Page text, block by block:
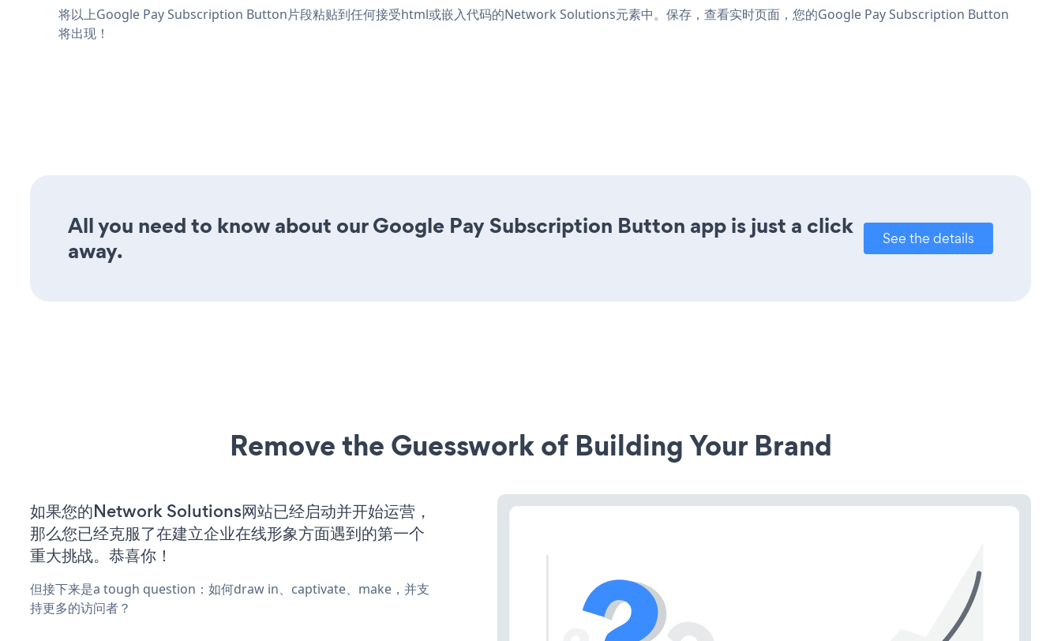
将以上Google Pay Subscription Button片段粘贴到任何接受html或嵌入代码的Network Solutions元素中。保存，查看实时页面，您的Google Pay Subscription Button
将出现！
All you need to know about our Google Pay Subscription Button app is just a click
away.
See the details
Remove the Guesswork of Building Your Brand
如果您的Network Solutions网站已经启动并开始运营，
那么您已经克服了在建立企业在线形象方面遇到的第一个
重大挑战。恭喜你！
但接下来是a tough question：如何draw in、captivate、make，并支
持更多的访问者？